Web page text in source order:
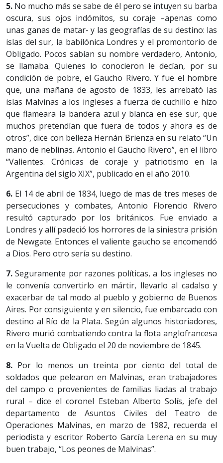
5. No mucho más se sabe de él pero se intuyen su barba
oscura, sus ojos indómitos, su coraje –apenas como
unas ganas de matar- y las geografías de su destino: las
islas del sur, la babilónica Londres y el promontorio de
Obligado. Pocos sabían su nombre verdadero, Antonio,
se llamaba. Quienes lo conocieron le decían, por su
condición de pobre, el Gaucho Rivero. Y fue el hombre
que, una mañana de agosto de 1833, les arrebató las
islas Malvinas a los ingleses a fuerza de cuchillo e hizo
que flameara la bandera azul y blanca en ese sur, que
muchos pretendían que fuera de todos y ahora es de
otros”, dice con belleza Hernán Brienza en su relato “Un
mano de neblinas. Antonio el Gaucho Rivero”, en el libro
“Valientes. Crónicas de coraje y patriotismo en la
Argentina del siglo XIX”, publicado en el año 2010.
6. El 14 de abril de 1834, luego de mas de tres meses de
persecuciones y combates, Antonio Florencio Rivero
resultó capturado por los británicos. Fue enviado a
Londres y allí padeció los horrores de la siniestra prisión
de Newgate. Entonces el valiente gaucho se encomendó
a Dios. Pero otro sería su destino.
7.Seguramente por razones políticas, a los ingleses no
le convenía convertirlo en mártir, llevarlo al cadalso y
exacerbar de tal modo al pueblo y gobierno de Buenos
Aires. Por consiguiente y en silencio, fue embarcado con
destino al Río de la Plata. Según algunos historiadores,
Rivero murió combatiendo contra la flota anglofrancesa
en la Vuelta de Obligado el 20 de noviembre de 1845.
8. Por lo menos un treinta por ciento del total de
soldados que pelearon en Malvinas, eran trabajadores
del campo o provenientes de familias liadas al trabajo
rural – dice el coronel Esteban Alberto Solís, jefe del
departamento de Asuntos Civiles del Teatro de
Operaciones Malvinas, en marzo de 1982, recuerda el
periodista y escritor Roberto García Lerena en su muy
buen trabajo, “Los peones de Malvinas”.